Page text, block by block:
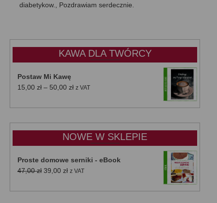
diabetykow., Pozdrawiam serdecznie.
KAWA DLA TWÓRCY
Postaw Mi Kawę
15,00 zł – 50,00 złZakres
od
do
50,00 zł
z VAT
NOWE W SKLEPIE
Proste domowe serniki - eBook
47,00zł Pierwotna
wynosiła:
39,00 złAktualna
wynosi:
z VAT